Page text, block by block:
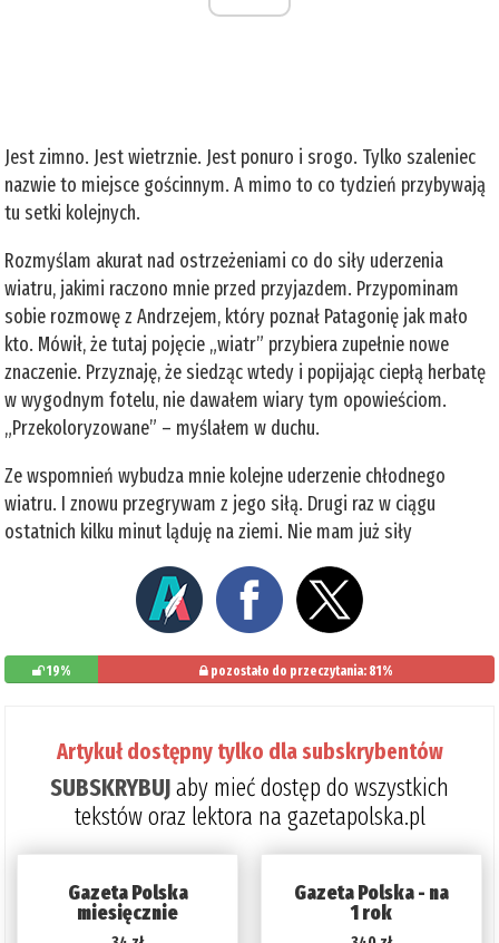
Jest zimno. Jest wietrznie. Jest ponuro i srogo. Tylko szaleniec
nazwie to miejsce gościnnym. A mimo to co tydzień przybywają
tu setki kolejnych.
Rozmyślam akurat nad ostrzeżeniami co do siły uderzenia
wiatru, jakimi raczono mnie przed przyjazdem. Przypominam
sobie rozmowę z Andrzejem, który poznał Patagonię jak mało
kto. Mówił, że tutaj pojęcie „wiatr” przybiera zupełnie nowe
znaczenie. Przyznaję, że siedząc wtedy i popijając ciepłą herbatę
w wygodnym fotelu, nie dawałem wiary tym opowieściom.
„Przekoloryzowane” – myślałem w duchu.
Ze wspomnień wybudza mnie kolejne uderzenie chłodnego
wiatru. I znowu przegrywam z jego siłą. Drugi raz w ciągu
ostatnich kilku minut ląduję na ziemi. Nie mam już siły
19% pozostało do przeczytania: 81%
Artykuł dostępny tylko dla subskrybentów
SUBSKRYBUJaby mieć dostęp do wszystkich
tekstów oraz lektora na gazetapolska.pl
Gazeta Polska
miesięcznie
Gazeta Polska - na
1 rok